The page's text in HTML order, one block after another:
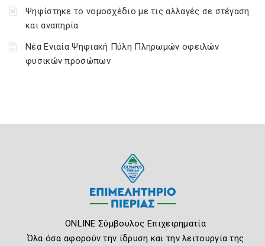
Ψηφίστηκε το νομοσχέδιο με τις αλλαγές σε στέγαση
και αναπηρία
Νέα Ενιαία Ψηφιακή Πύλη Πληρωμών οφειλών
φυσικών προσώπων
ONLINE Σύμβουλος Επιχειρηματία
Όλα όσα αφορούν την ίδρυση και την λειτουργία της